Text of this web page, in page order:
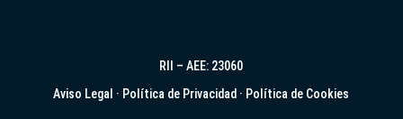
RII – AEE: 23060
Aviso Legal · Política de Privacidad · Política de Cookies